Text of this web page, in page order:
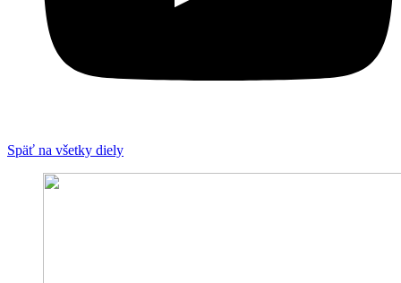
Späť na všetky diely